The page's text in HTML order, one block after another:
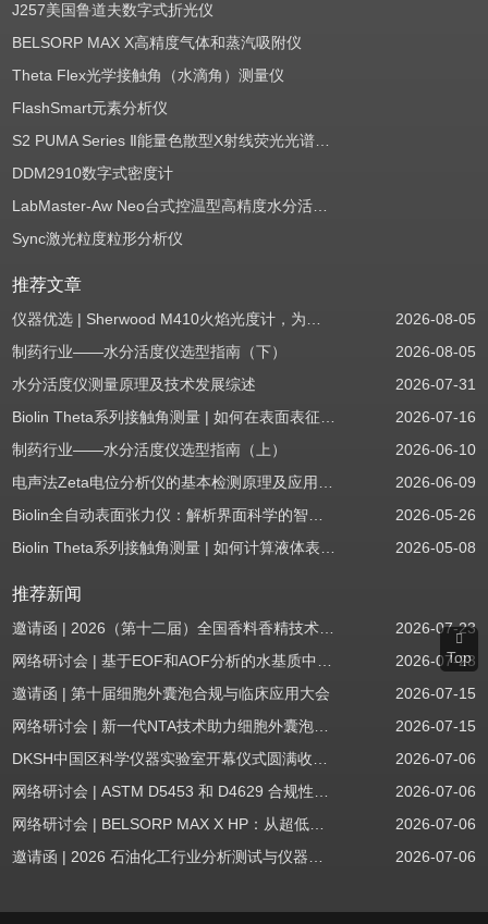
J257美国鲁道夫数字式折光仪
BELSORP MAX X高精度气体和蒸汽吸附仪
Theta Flex光学接触角（水滴角）测量仪
FlashSmart元素分析仪
S2 PUMA Series Ⅱ能量色散型X射线荧光光谱仪（EDXRF）
DDM2910数字式密度计
LabMaster-Aw Neo台式控温型高精度水分活度测定仪
Sync激光粒度粒形分析仪
推荐文章
仪器优选 | Sherwood M410火焰光度计，为用户检测提供值得信赖的基准方案
2026-08-05
制药行业——水分活度仪选型指南（下）
2026-08-05
水分活度仪测量原理及技术发展综述
2026-07-31
Biolin Theta系列接触角测量 | 如何在表面表征应用中使用接触角：后退角
2026-07-16
制药行业——水分活度仪选型指南（上）
2026-06-10
电声法Zeta电位分析仪的基本检测原理及应用场景
2026-06-09
Biolin全自动表面张力仪：解析界面科学的智能之眼
2026-05-26
Biolin Theta系列接触角测量 | 如何计算液体表面张力分量
2026-05-08
推荐新闻
邀请函 | 2026（第十二届）全国香料香精技术交流年会
2026-07-23
网络研讨会 | 基于EOF和AOF分析的水基质中PFAS筛查
2026-07-23
邀请函 | 第十届细胞外囊泡合规与临床应用大会
2026-07-15
网络研讨会 | 新一代NTA技术助力细胞外囊泡质量评估与工艺开发
2026-07-15
DKSH中国区科学仪器实验室开幕仪式圆满收官！
2026-07-06
网络研讨会 | ASTM D5453 和 D4629 合规性：无需妥协
2026-07-06
网络研讨会 | BELSORP MAX X HP：从超低压物理吸附到高压吸附
2026-07-06
邀请函 | 2026 石油化工行业分析测试与仪器技术交流会（辽宁站）
2026-07-06
Top